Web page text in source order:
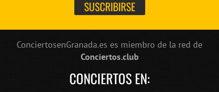
ConciertosenGranada.es es miembro de la red de
Conciertos.club
CONCIERTOS EN: